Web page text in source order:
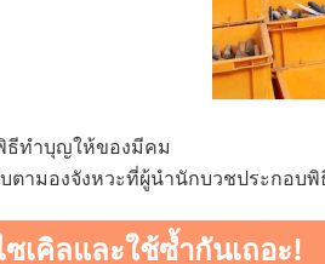
ธีทำบุญให้ของมีคม
ตามองจังหวะที่ผู้นำนักบวชประกอบพิ
เคิลและใช้ซ้ำกันเถอะ!